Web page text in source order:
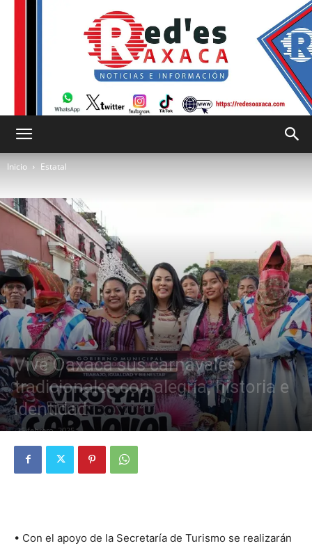
Oaxaca
Inicio Estatal
Vive Oaxaca sus carnavales
tradicionales con alegría, historia e
identidad
25 febrero, 2025
• Con el apoyo de la Secretaría de Turismo se realizarán